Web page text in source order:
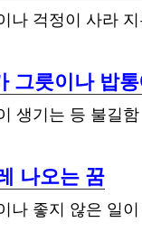
나 걱정이 사라
그릇이나 밥
생기는 등 불길함
나오는 꿈
나 좋지 않은 일